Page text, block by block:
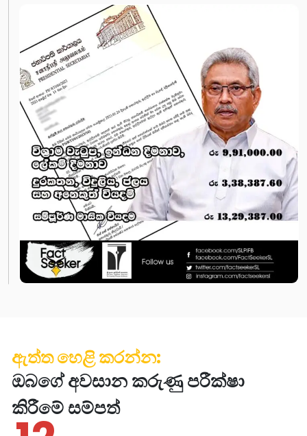
ඇත්ත හෙළි කරන්න:
ඔබගේ අවසාන කරුණු පරීක්ෂා
කිරීමේ සම්පත්